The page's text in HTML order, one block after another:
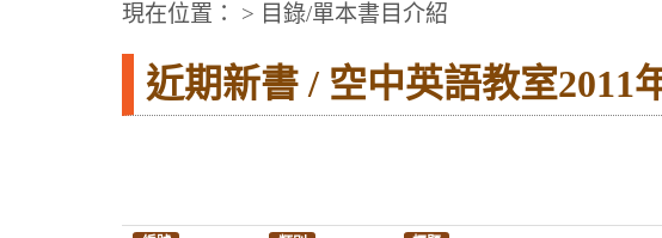
現在位置： > 目錄/單本書目介紹
近期新書 / 空中英語教室2011